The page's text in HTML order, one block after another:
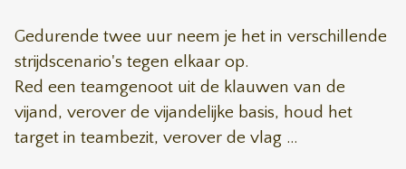
Gedurende twee uur neem je het in verschillende
strijdscenario's tegen elkaar op.
Red een teamgenoot uit de klauwen van de
vijand, verover de vijandelijke basis, houd het
target in teambezit, verover de vlag ...